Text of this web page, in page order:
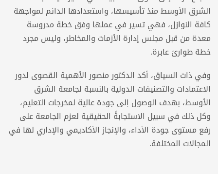
الشرق الأوسط منذ تأسيسها، واستعدادها الدائم لمواجهة
كافة النوازل، فهي تسير في عملها وفق خطة مدروسة
معدة من قبل مجلس إدارة الأزمات والمخاطر، وليس مجرد
خطة طوارئ عابرة.
وفي ذات السياق، أكد الدكتور منصور الأهمية القصوى لدور
الاعتمادات والتصنيفات الدولية بالنسبة لجامعة الشرق
الأوسط، بهدف الوصول إلى جودة عالية لمخرجات التعليم،
وكل ذلك في سبيل الاستجابةً الحقيقية لعزم الجامعة على
رفع مستوى جودة الأداء، والإنجاز الأكاديمي والإداري لها في
المجالات المختلفة.